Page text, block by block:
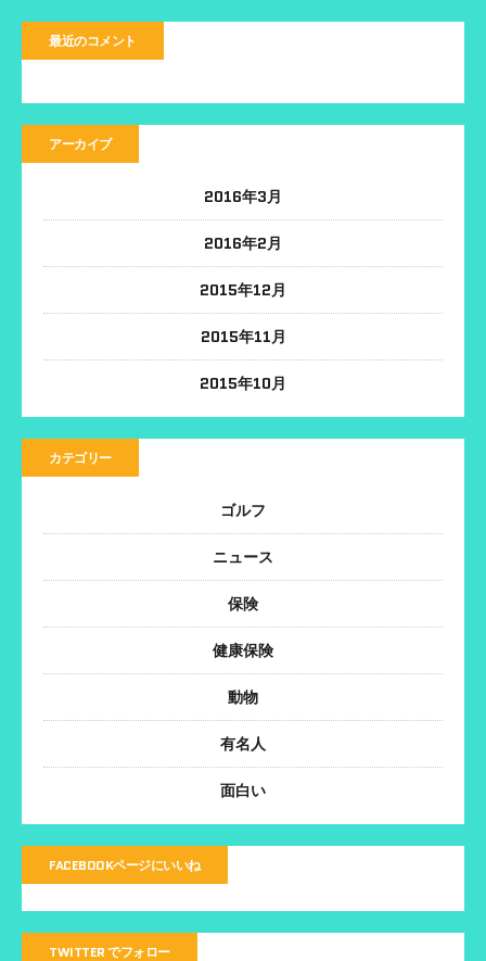
最近のコメント
アーカイブ
2016年3月
2016年2月
2015年12月
2015年11月
2015年10月
カテゴリー
ゴルフ
ニュース
保険
健康保険
動物
有名人
面白い
FACEBOOKページにいいね
TWITTER でフォロー